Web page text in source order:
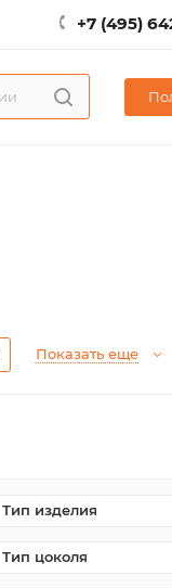
+7 (495)
Показать еще
Тип изделия
Тип цоколя